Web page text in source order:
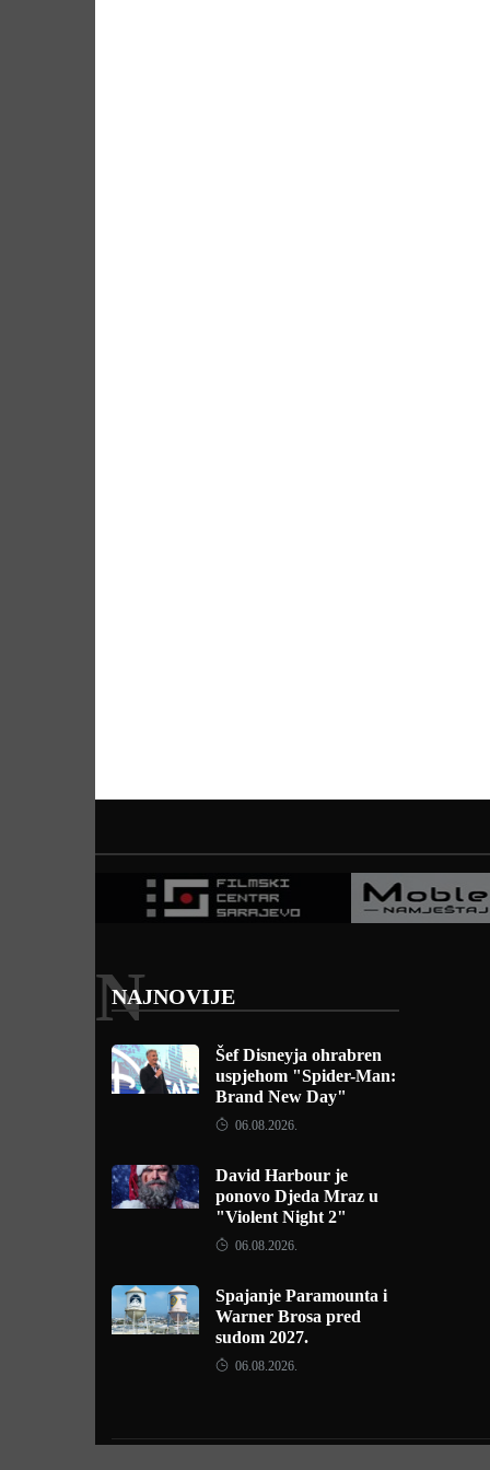
NAJNOVIJE
N
Šef Disneyja ohrabren
uspjehom "Spider-Man:
Brand New Day"
06.08.2026.
David Harbour je
ponovo Djeda Mraz u
"Violent Night 2"
06.08.2026.
Spajanje Paramounta i
Warner Brosa pred
sudom 2027.
06.08.2026.